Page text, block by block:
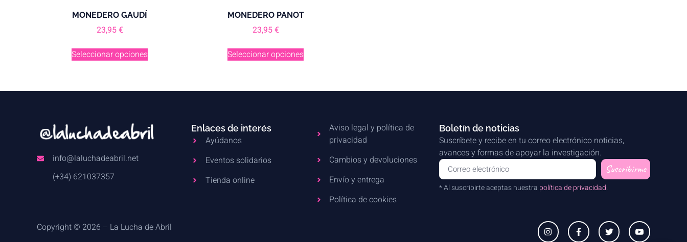
MONEDERO GAUDÍ
23,95€
Seleccionar opciones
MONEDERO PANOT
23,95€
Seleccionar opciones
info@laluchadeabril.net
(+34) 621037357
Enlaces de interés
Ayúdanos
Eventos solidarios
Tienda online
Aviso legal y política de
privacidad
Cambios y devoluciones
Envío y entrega
Política de cookies
Boletín de noticias
Suscríbete y recibe en tu correo electrónico noticias,
avances y formas de apoyar la investigación.
Suscribirme
* Al suscribirte aceptas nuestra política de privacidad.
Copyright © 2026 – La Lucha de Abril